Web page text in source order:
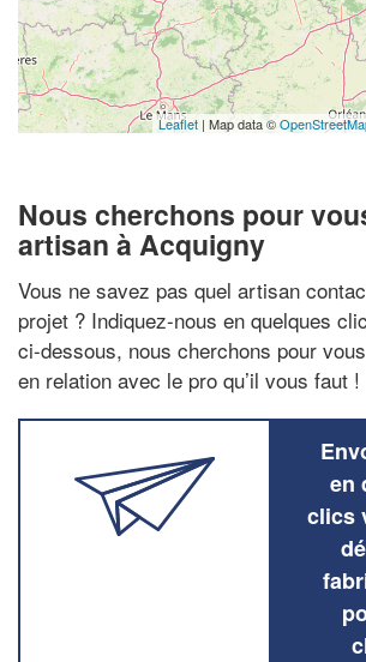
Leaflet | Map data ©
Nous cherchons pour
artisan à Acquigny
Vous ne savez pas quel artisan
projet ? Indiquez-nous en quelques
ci-dessous, nous cherchons pour
en relation avec le pro qu’il vous faut !
en
clics